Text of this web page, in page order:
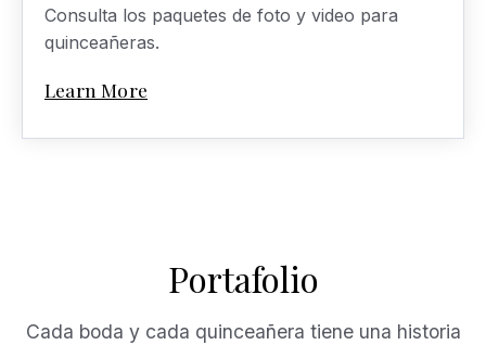
Consulta los paquetes de foto y video para
quinceañeras.
Learn More
Portafolio
Cada boda y cada quinceañera tiene una historia